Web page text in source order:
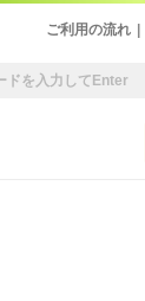
ご利用の流れ